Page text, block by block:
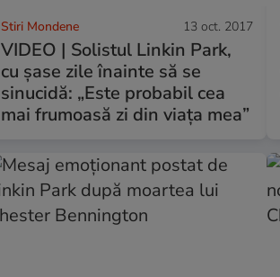
Stiri Mondene 13 oct. 2017
VIDEO | Solistul Linkin Park,
cu șase zile înainte să se
sinucidă: „Este probabil cea
mai frumoasă zi din viața mea”